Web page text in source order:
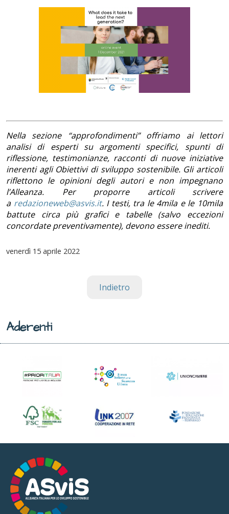
Nella sezione “approfondimenti” offriamo ai lettori
analisi di esperti su argomenti specifici, spunti di
riflessione, testimonianze, racconti di nuove iniziative
inerenti agli Obiettivi di sviluppo sostenibile. Gli articoli
riflettono le opinioni degli autori e non impegnano
l’Alleanza. Per proporre articoli scrivere
a redazioneweb@asvis.it. I testi, tra le 4mila e le 10mila
battute circa più grafici e tabelle (salvo eccezioni
concordate preventivamente), devono essere inediti.
venerdì 15 aprile 2022
Indietro
Aderenti